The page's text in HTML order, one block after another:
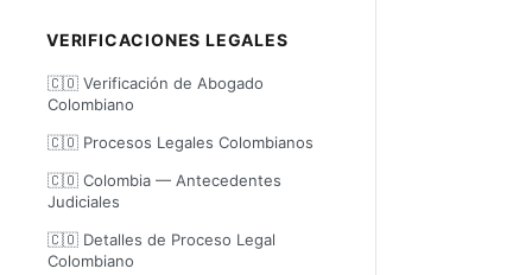
VERIFICACIONES LEGALES
🇨🇴 Verificación de Abogado
Colombiano
🇨🇴 Procesos Legales Colombianos
🇨🇴 Colombia — Antecedentes
Judiciales
🇨🇴 Detalles de Proceso Legal
Colombiano